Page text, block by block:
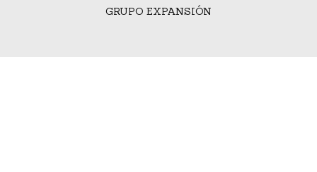
GRUPO EXPANSIÓN